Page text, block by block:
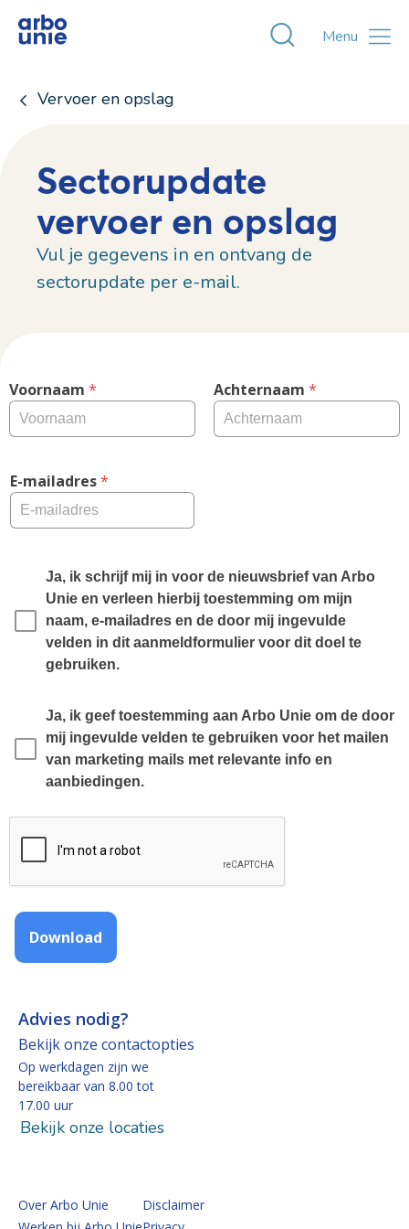
Toggle
Menu
Vervoer en opslag
Sectorupdate
vervoer en opslag
Vul je gegevens in en ontvang de
sectorupdate per e-mail.
Voornaam * Achternaam *
E-mailadres *
Ja, ik schrijf mij in voor de nieuwsbrief van Arbo
Unie en verleen hierbij toestemming om mijn
naam, e-mailadres en de door mij ingevulde
velden in dit aanmeldformulier voor dit doel te
gebruiken.
Ja, ik geef toestemming aan Arbo Unie om de door
mij ingevulde velden te gebruiken voor het mailen
van marketing mails met relevante info en
aanbiedingen.
Download
Advies nodig?
Bekijk onze contactopties
Op werkdagen zijn we
bereikbaar van 8.00 tot
17.00 uur
Bekijk onze locaties
Over Arbo Unie
Disclaimer